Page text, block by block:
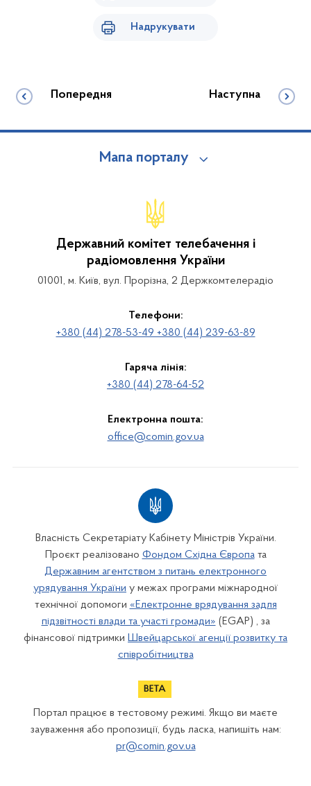
Надрукувати
Попередня Наступна
Мапа порталу
Державний комітет телебачення і
радіомовлення України
01001, м. Київ, вул. Прорізна, 2 Держкомтелерадіо
Телефони:
+380 (44) 278-53-49 +380 (44) 239-63-89
Гаряча лінія:
+380 (44) 278-64-52
Електронна пошта:
office@comin.gov.ua
Власність Секретаріату Кабінету Міністрів України.
Проєкт реалізовано Фондом Східна Європата
Державним агентством з питань електронного
урядування України у межах програми міжнародної
технічної допомоги «Електронне врядування задля
підзвітності влади та участі громади» (EGAP) , за
фінансової підтримки Швейцарської агенції розвитку та
співробітництва
Портал працює в тестовому режимі. Якщо ви маєте
зауваження або пропозиції, будь ласка, напишіть нам:
pr@comin.gov.ua